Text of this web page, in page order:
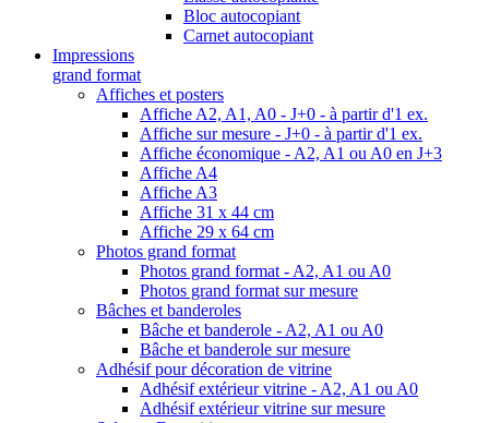
Bloc autocopiant
Carnet autocopiant
Impressions
grand format
Affiches et posters
Affiche A2, A1, A0 - J+0 - à partir d'1 ex.
Affiche sur mesure - J+0 - à partir d'1 ex.
Affiche économique - A2, A1 ou A0 en J+3
Affiche A4
Affiche A3
Affiche 31 x 44 cm
Affiche 29 x 64 cm
Photos grand format
Photos grand format - A2, A1 ou A0
Photos grand format sur mesure
Bâches et banderoles
Bâche et banderole - A2, A1 ou A0
Bâche et banderole sur mesure
Adhésif pour décoration de vitrine
Adhésif extérieur vitrine - A2, A1 ou A0
Adhésif extérieur vitrine sur mesure